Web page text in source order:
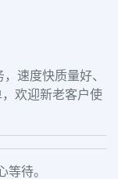
速度快质量好、
欢迎新老客户使
待。